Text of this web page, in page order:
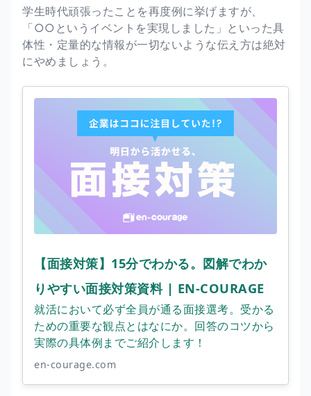
学生時代頑張ったことを再度例に挙げますが、
「○○というイベントを実現しました」といった具
体性・定量的な情報が一切ないような伝え方は絶対
にやめましょう。
【面接対策】15分でわかる。図解でわか
りやすい面接対策資料 | EN-COURAGE
就活において必ず全員が通る面接選考。受かる
ための重要な観点とはなにか。回答のコツから
実際の具体例までご紹介します！
en-courage.com